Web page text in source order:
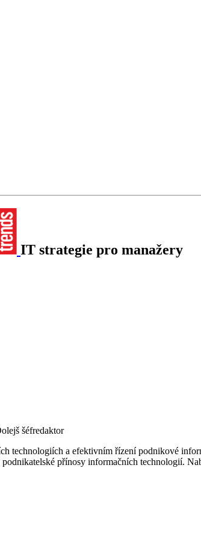
IT strategie pro manažery
šéfredaktor
technologiích a efektivním řízení podnikové
přínosy informačních technologií.